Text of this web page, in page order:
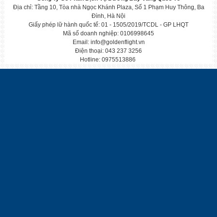
CHÙM TOUR HÀN - NHẬT MÙA THU 2024
Say đắm sắc thu rực rỡ cùng tận hưởng không
CHÙM TOUR HÀN - NHẬT MÙA HÈ 2024
Cập nhập lịch khởi hành tour Hàn Nhật hot n
Địa chỉ: Tầng 10, Tòa nhà Ngọc Khánh Plaza, Số 1 Phạm Huy Thông, Ba
Đình, Hà Nội
Giấy phép lữ hành quốc tế: 01 - 1505/2019/TCDL - GP LHQT
Mã số doanh nghiệp: 0106998645
Email: info@goldenflight.vn
Điện thoại: 043 237 3256
Hotline: 0975513886